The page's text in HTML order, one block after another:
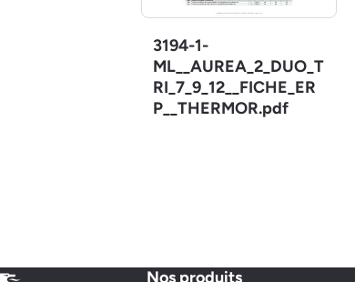
3194-1-
ML__AUREA_2_DUO_T
RI_7_9_12__FICHE_ER
P__THERMOR.pdf
Nos produits